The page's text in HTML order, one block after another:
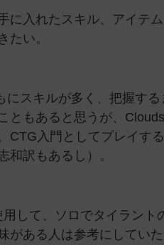
に入れたスキル、アイテ
たい。
スキルが多く、把握する
ともあると思うが、
CTG入門としてプレイす
和訳もあるし）。
して、ソロでタイラント
がある人は参考にしていた